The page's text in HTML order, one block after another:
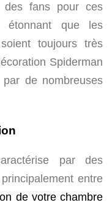
des fans pour ces
étonnant que les
toujours très
Spiderman
de nombreuses
par des
entre
de votre chambre